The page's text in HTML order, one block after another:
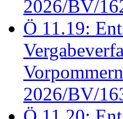
2026/BV/
Ö 11.19:
2026/BV/